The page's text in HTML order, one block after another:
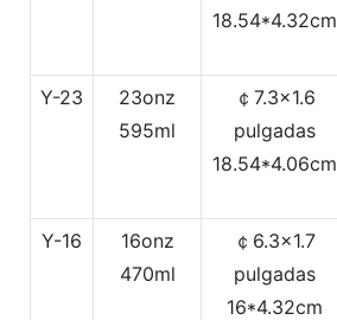
18.54*4.32cm
Y-23
23onz
595ml
￠7.3x1.6
pulgadas
18.54*4.06cm
Y-16
16onz
470ml
￠6.3x1.7
pulgadas
16*4.32cm